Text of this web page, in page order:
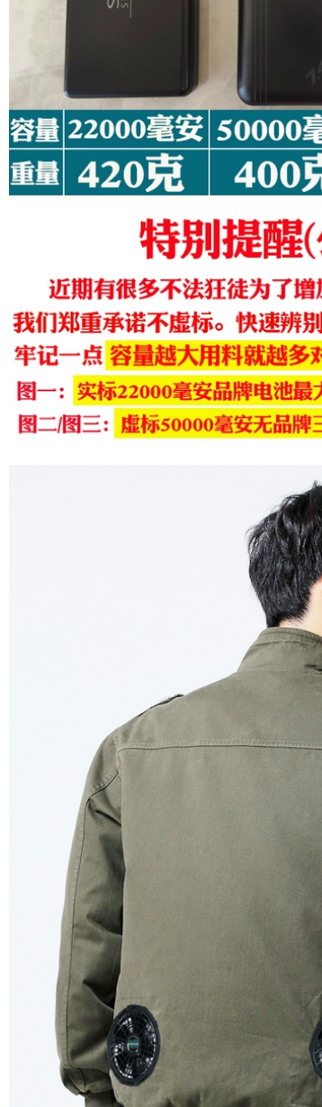
phẩm
hàng
phục
quần
tay
sạn
việc
phục vụ
căng
nhà bếp
áo
bếp
bếp
giày quần áo bảo
hộ nhà máy điện tử
và giày không bụi
quần áo chống bụi
găng tay vải phòng
sạch
357,000
Phòng sạch quần
quần áo không bụi
xưởng quần áo bảo
hộ lao động áo
choàng xanh trắng
body suit một mảnh
mũ phòng sạch
chống tĩnh điện
199,000
Bộ quần áo chống
tĩnh điện có mũ trùm
đầu quần áo làm
việc không bụi quần
áo thanh lọc quần
áo sạch quần áo